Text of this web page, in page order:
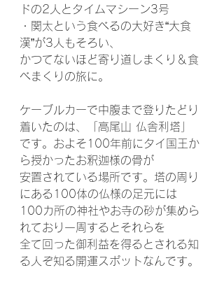
ドの2人とタイムマシーン3号
・関太という食べるの大好き“大食
漢”が3人もそろい、
かつてないほど寄り道しまくり＆食
べまくりの旅に。
ケーブルカーで中腹まで登りたどり
着いたのは、「高尾山 仏舎利塔」
です。およそ100年前にタイ国王か
ら授かったお釈迦様の骨が
安置されている場所です。塔の周り
にある100体の仏様の足元には
100カ所の神社やお寺の砂が集めら
れており一周するとそれらを
全て回った御利益を得るとされる知
る人ぞ知る開運スポットなんです。